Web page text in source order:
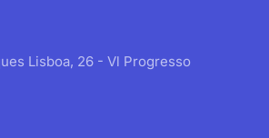
Lisboa, 26 - Vl Progresso